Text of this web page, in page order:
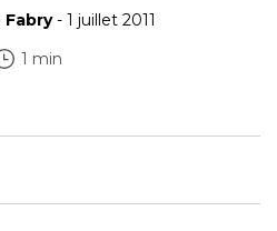
Fabry- 1 juillet 2011
1 min